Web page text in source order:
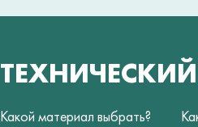
Какой материал выбрать?